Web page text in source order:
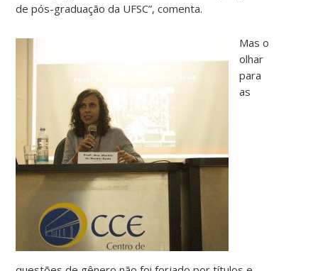
de pós-graduação da UFSC”, comenta.
Mas o
olhar
para
as